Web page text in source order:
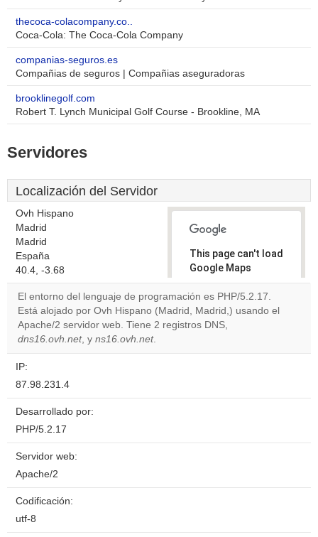
thecoca-colacompany.co..
Coca-Cola: The Coca-Cola Company
companias-seguros.es
Compañias de seguros | Compañias aseguradoras
brooklinegolf.com
Robert T. Lynch Municipal Golf Course - Brookline, MA
Servidores
Localización del Servidor
Ovh Hispano
Madrid
Madrid
España
40.4, -3.68
This page can't load
Google Maps
correctly.
Do you
own this
El entorno del lenguaje de programación es PHP/5.2.17.
Está alojado por Ovh Hispano (Madrid, Madrid,) usando el
Apache/2 servidor web. Tiene 2 registros DNS,
dns16.ovh.net, y ns16.ovh.net.
IP:
87.98.231.4
Desarrollado por:
PHP/5.2.17
Servidor web:
Apache/2
Codificación:
utf-8